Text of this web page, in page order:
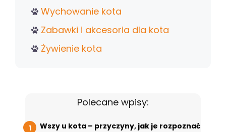
Wychowanie kota
Zabawki i akcesoria dla kota
Żywienie kota
Polecane wpisy:
Wszy u kota – przyczyny, jak je rozpoznać